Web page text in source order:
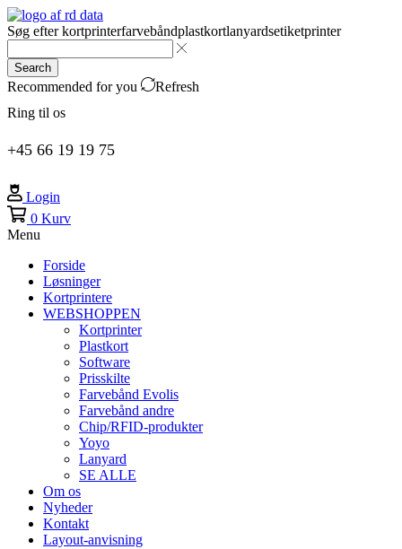
Søg efterkortprinterfarvebåndplastkortlanyardsetiketprinter
Search
Recommended for you
Refresh
Ring til os
+45 66 19 19 75
Login
0 Kurv
Menu
Forside
Løsninger
Kortprintere
WEBSHOPPEN
Kortprinter
Plastkort
Software
Prisskilte
Farvebånd Evolis
Farvebånd andre
Chip/RFID-produkter
Yoyo
Lanyard
SE ALLE
Om os
Nyheder
Kontakt
Layout-anvisning